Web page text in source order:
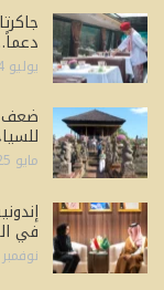
يوليو 24, 2026
ضعف
مايو 25, 2026
في
نوفمبر 10, 2025